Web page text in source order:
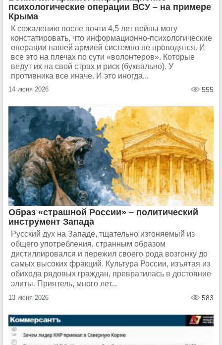
психологические операции ВСУ – на примере
Крыма
К сожалению после почти 4,5 лет войны могу
констатировать, что информационно-психологические
операции нашей армией системно не проводятся. И
все это на плечах по сути «волонтеров». Которые
ведут их на свой страх и риск (буквально). У
противника все иначе. И это иногда...
14 июня 2026 555
Образ «страшной России» – политический
инструмент Запада
Русский дух на Западе, тщательно изгоняемый из
общего употребления, странным образом
дистиллировался и пережил своего рода возгонку до
самых высоких фракций. Культура России, изъятая из
обихода рядовых граждан, превратилась в достояние
элиты. Приятель, много лет...
13 июня 2026 583